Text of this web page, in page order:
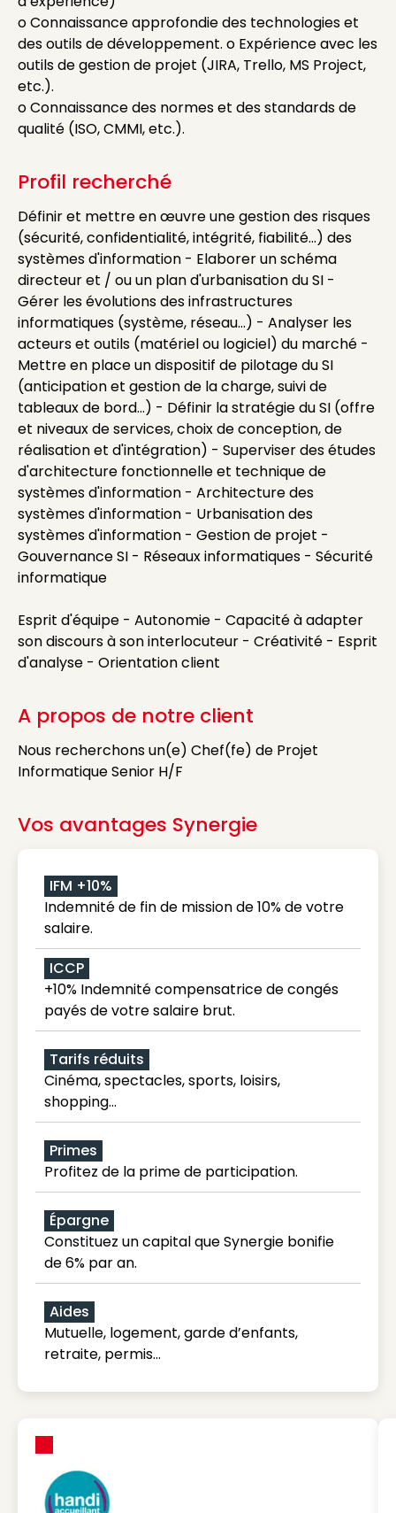
o Connaissance approfondie des technologies et
des outils de développement. o Expérience avec les
outils de gestion de projet (JIRA, Trello, MS Project,
etc.).
o Connaissance des normes et des standards de
qualité (ISO, CMMI, etc.).
Profil recherché
Définir et mettre en œuvre une gestion des risques
(sécurité, confidentialité, intégrité, fiabilité...) des
systèmes d'information - Elaborer un schéma
directeur et / ou un plan d'urbanisation du SI -
Gérer les évolutions des infrastructures
informatiques (système, réseau…) - Analyser les
acteurs et outils (matériel ou logiciel) du marché -
Mettre en place un dispositif de pilotage du SI
(anticipation et gestion de la charge, suivi de
tableaux de bord...) - Définir la stratégie du SI (offre
et niveaux de services, choix de conception, de
réalisation et d'intégration) - Superviser des études
d'architecture fonctionnelle et technique de
systèmes d'information - Architecture des
systèmes d'information - Urbanisation des
systèmes d'information - Gestion de projet -
Gouvernance SI - Réseaux informatiques - Sécurité
informatique
Esprit d'équipe - Autonomie - Capacité à adapter
son discours à son interlocuteur - Créativité - Esprit
d'analyse - Orientation client
A propos de notre client
Nous recherchons un(e) Chef(fe) de Projet
Informatique Senior H/F
Vos avantages Synergie
IFM +10%
Indemnité de fin de mission de 10% de votre
salaire.
ICCP
+10% Indemnité compensatrice de congés
payés de votre salaire brut.
Tarifs réduits
Cinéma, spectacles, sports, loisirs,
shopping...
Primes
Profitez de la prime de participation.
Épargne
Constituez un capital que Synergie bonifie
de 6% par an.
Aides
Mutuelle, logement, garde d’enfants,
retraite, permis…